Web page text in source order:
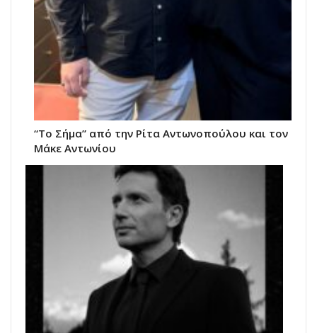
“Το Σήμα” από την Ρίτα Αντωνοπούλου και τον
Μάκε Αντωνίου